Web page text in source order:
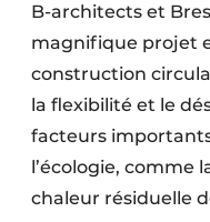
B-architects et
magnifique projet
construction
la flexibilité et le
facteurs
l’écologie, comme
chaleur résiduelle